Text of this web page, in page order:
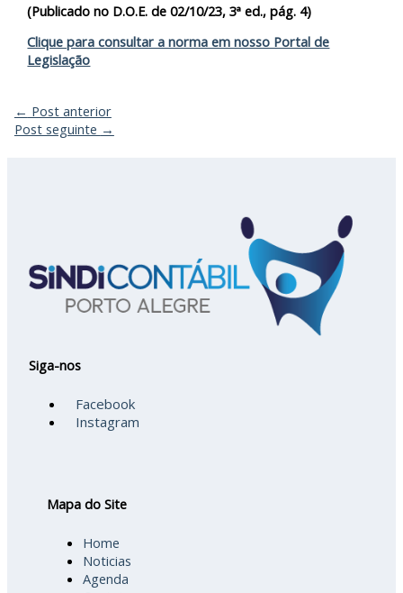
(Publicado no D.O.E. de 02/10/23, 3ª ed., pág. 4)
Clique para consultar a norma em nosso Portal de
Legislação
← Post anterior
Post seguinte →
Siga-nos
Facebook
Instagram
Mapa do Site
Home
Noticias
Agenda